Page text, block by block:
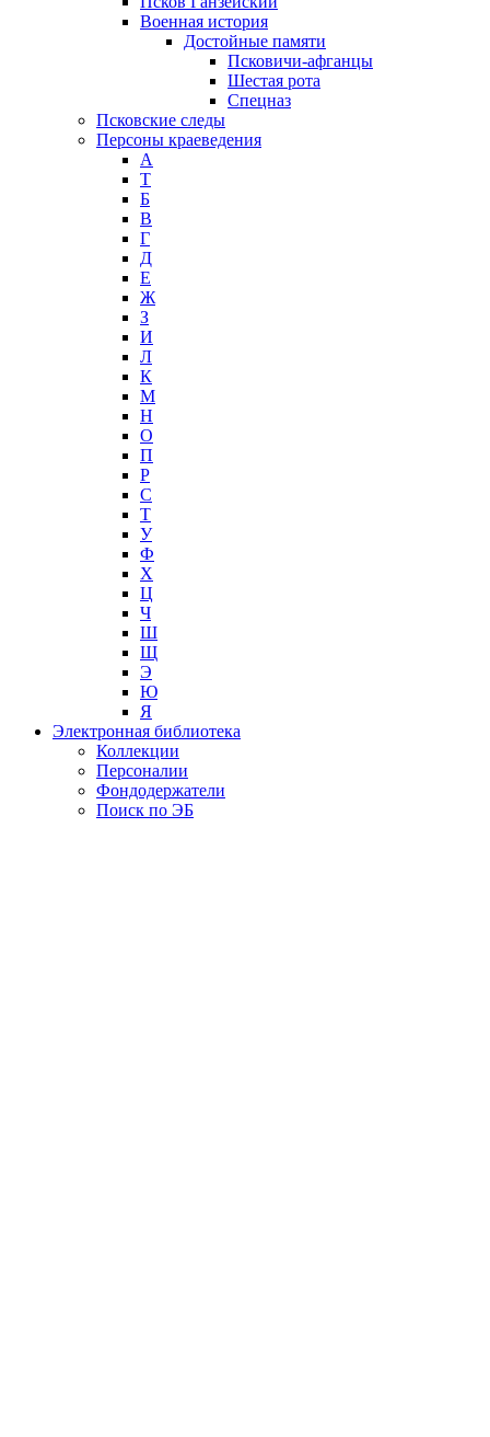
Военная история
Достойные памяти
Псковичи-афганцы
Шестая рота
Спецназ
Псковские следы
Персоны краеведения
А
T
Б
В
Г
Д
Е
Ж
З
И
Л
К
М
Н
О
П
Р
С
Т
У
Ф
Х
Ц
Ч
Ш
Щ
Э
Ю
Я
Электронная библиотека
Коллекции
Персоналии
Фондодержатели
Поиск по ЭБ